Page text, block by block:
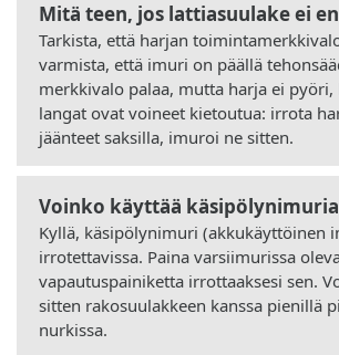
Mitä teen, jos lattiasuulake ei
Tarkista, että harjan
varmista, että imuri on päällä
merkkivalo palaa, mutta harja ei pyöri,
langat ovat voineet kietoutua: irrota
jäänteet saksilla, imuroi ne sitten.
Voinko käyttää
Kyllä, käsipölynimuri (akkukäyttöinen
irrotettavissa. Paina varsiimurissa
vapautuspainiketta irrottaaksesi sen.
sitten rakosuulakkeen kanssa pienillä
nurkissa.